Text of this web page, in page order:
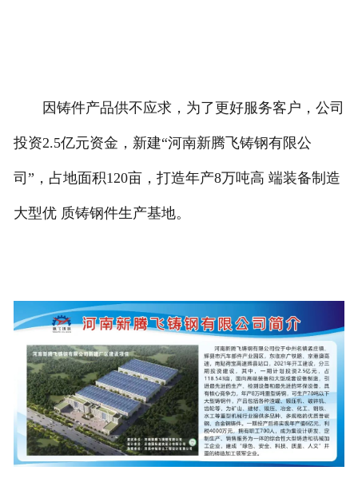
因铸件产品供不应求，为了更好服务客户，公司
投资2.5亿元资金，新建“河南新腾飞铸钢有限公
司”，占地面积120亩，打造年产8万吨高 端装备制造
大型优 质铸钢件生产基地。